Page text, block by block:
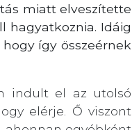
miatt elveszítette
hagyatkoznia. Idáig
így összeérnek
indult el az utolsó
elérje. Ő viszont